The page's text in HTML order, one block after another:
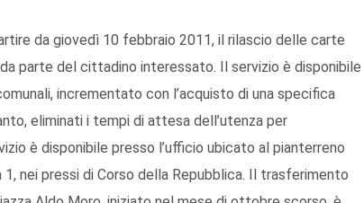
da giovedì 10 febbraio 2011, il rilascio delle carte
parte del cittadino interessato. Il servizio è disponibile
incrementato con l’acquisto di una specifica
eliminati i tempi di attesa dell’utenza per
è disponibile presso l’ufficio ubicato al pianterreno
nei pressi di Corso della Repubblica. Il trasferimento